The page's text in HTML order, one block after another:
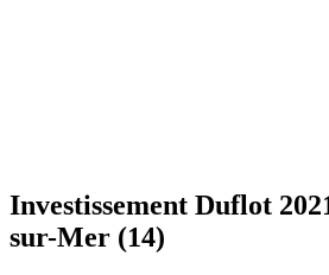
Investissement Duflot
sur-Mer (14)